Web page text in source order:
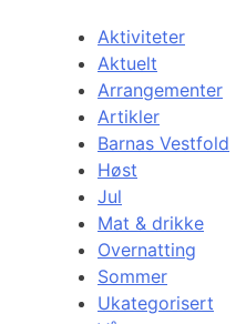
Aktiviteter
Aktuelt
Arrangementer
Artikler
Barnas Vestfold
Høst
Jul
Mat & drikke
Overnatting
Sommer
Ukategorisert